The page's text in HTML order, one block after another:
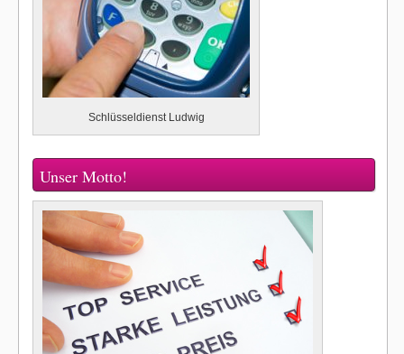
Schlüsseldienst Ludwig
Unser Motto!